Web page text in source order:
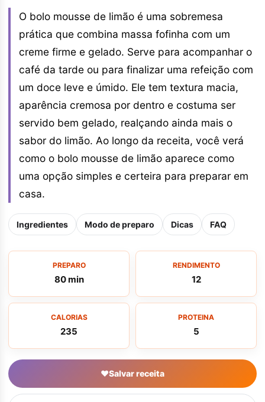
O bolo mousse de limão é uma sobremesa
prática que combina massa fofinha com um
creme firme e gelado. Serve para acompanhar o
café da tarde ou para finalizar uma refeição com
um doce leve e úmido. Ele tem textura macia,
aparência cremosa por dentro e costuma ser
servido bem gelado, realçando ainda mais o
sabor do limão. Ao longo da receita, você verá
como o bolo mousse de limão aparece como
uma opção simples e certeira para preparar em
casa.
Ingredientes Modo de preparo Dicas FAQ
PREPARO
80 min
RENDIMENTO
12
CALORIAS
235
PROTEINA
5
♥Salvar receita